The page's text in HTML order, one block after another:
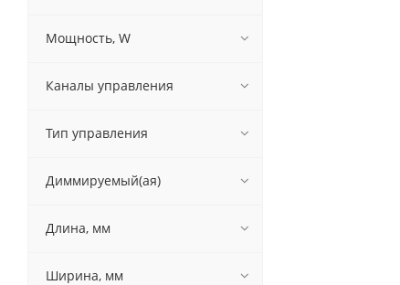
Мощность, W
Каналы управления
Тип управления
Диммируемый(ая)
Длина, мм
Ширина, мм